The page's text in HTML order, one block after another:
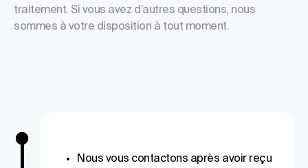
traitement. Si vous avez d’autres questions, nous
sommes à votre disposition à tout moment.
Nous vous contactons après avoir reçu